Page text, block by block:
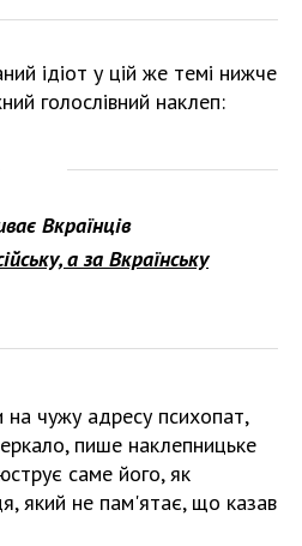
ідіот у цій же темі нижче
голослівний наклеп:
Вкраїнців
а за Вкраїнську
на чужу адресу психопат,
пише наклепницьке
саме його, як
який не пам'ятає, що казав